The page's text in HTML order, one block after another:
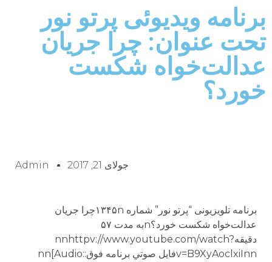
برنامه ویدیوئى پرتو نور
تحت عنوان: چرا جريان
عدالت‌خواه شكست
خورد؟
جولای 21, 2017 Admin
برنامه تلويزيونى “پرتو نور” شماره ۱۳۴۵nچرا جريان
عدالت‌خواه شكست خورد؟nبه مدت ۵۷
دقيقهnnhttpv://www.youtube.com/watch?
v=B9XyAoclxiInnفايل صوتي برنامه فوق:nn[Audio: